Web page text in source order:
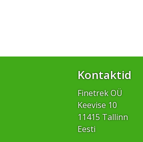
Kontaktid
Finetrek OÜ
Keevise 10
11415 Tallinn
Eesti